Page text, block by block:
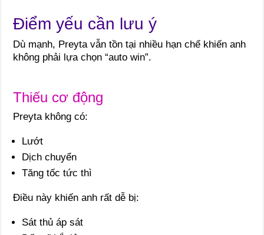
Điểm yếu cần lưu ý
Dù mạnh, Preyta vẫn tồn tại nhiều hạn chế khiến anh
không phải lựa chọn “auto win”.
Thiếu cơ động
Preyta không có:
Lướt
Dịch chuyển
Tăng tốc tức thì
Điều này khiến anh rất dễ bị:
Sát thủ áp sát